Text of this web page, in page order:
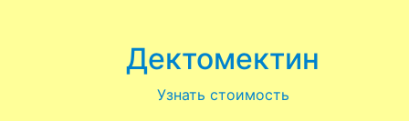
Дектомектин
Узнать стоимость